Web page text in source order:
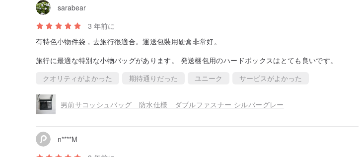
sarabear
3 年前に
有特色小物件袋，去旅行很適合。運送包裝用硬盒非常好。
旅行に最適な特別な小物バッグがあります。 発送梱包用のハードボックスはとても良いです。
クオリティがよかった
期待通りだった ユニーク サービスがよかった
男前サコッシュバッグ 防水仕様 ダブルファスナー シルバーグレー
n****M